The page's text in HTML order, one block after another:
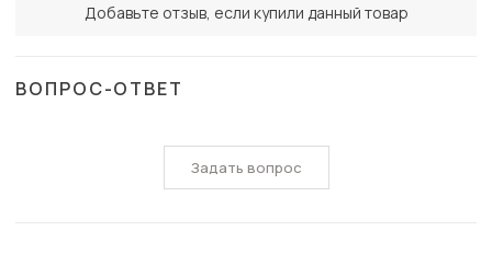
Добавьте отзыв, если купили данный товар
ВОПРОС-ОТВЕТ
Задать вопрос